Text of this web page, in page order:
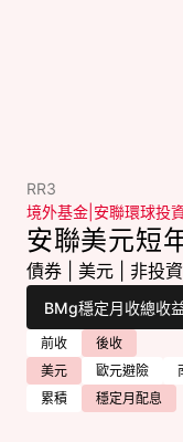
RR3
境外基金 安聯環球投
安聯美元短
債券 美元 非投
前收
後收
美元
歐元避險
累積
穩定月配息